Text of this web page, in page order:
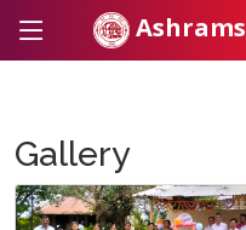
Gallery